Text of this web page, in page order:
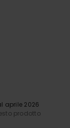
aprile 2026
prodotto